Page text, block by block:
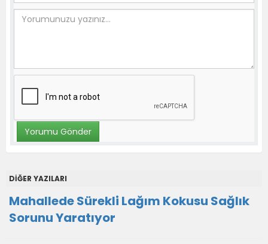
DİĞER YAZILARI
Mahallede Sürekli Lağım Kokusu Sağlık
Sorunu Yaratıyor